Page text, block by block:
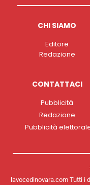
CHI SIAMO
Editore
Redazione
CONTATTACI
Pubblicità
Redazione
Pubblicità
lavocedinovara.com Tutti i